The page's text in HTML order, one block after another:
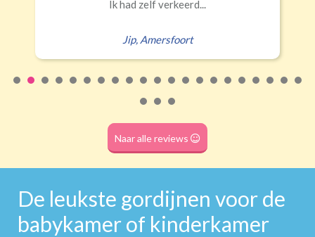
(dubbele tunnel)
Naar alle reviews
De leukste gordijnen voor de
babykamer of kinderkamer